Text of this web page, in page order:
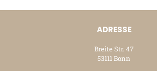
ADRESSE
Breite Str. 47
53111 Bonn